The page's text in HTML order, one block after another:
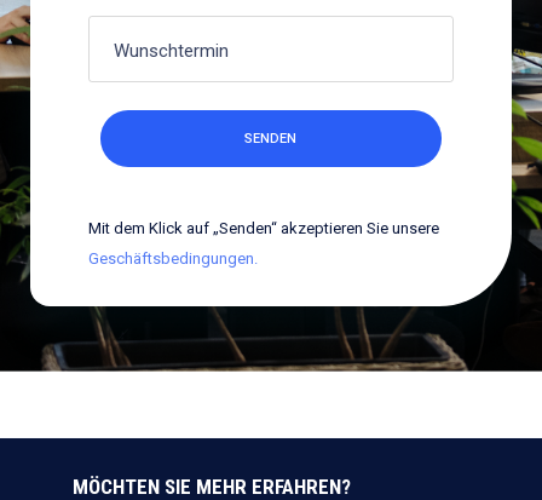
Mit dem Klick auf „Senden“ akzeptieren Sie unsere
Geschäftsbedingungen.
MÖCHTEN SIE MEHR ERFAHREN?